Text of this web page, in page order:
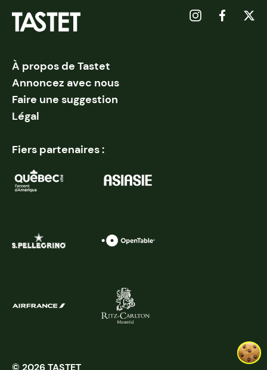
À propos de Tastet
Annoncez avec nous
Faire une suggestion
Légal
Fiers partenaires :
© 2026 TASTET